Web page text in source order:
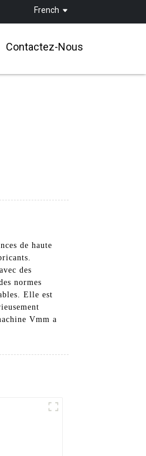
French
Contactez-Nous
de haute
des
normes
Elle est
Vmm a